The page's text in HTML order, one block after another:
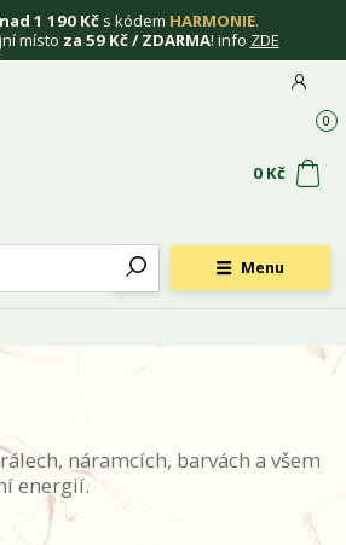
nad 1 190 Kč s kódem HARMONIE.
místo za 59 Kč / ZDARMA! info ZDE
Menu
0
0 Kč
náramcích, barvách a všem
energií.